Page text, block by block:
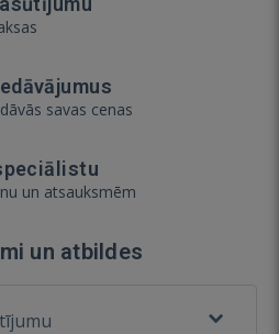
savas cenas
un atsauksmēm
un atbildes